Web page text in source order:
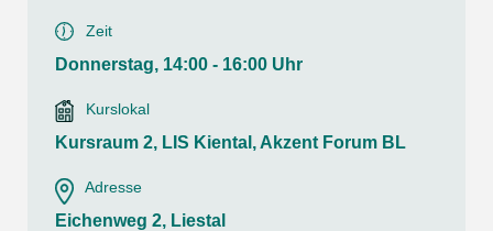
Zeit
Donnerstag, 14:00 - 16:00 Uhr
Kurslokal
Kursraum 2, LIS Kiental, Akzent Forum BL
Adresse
Eichenweg 2, Liestal